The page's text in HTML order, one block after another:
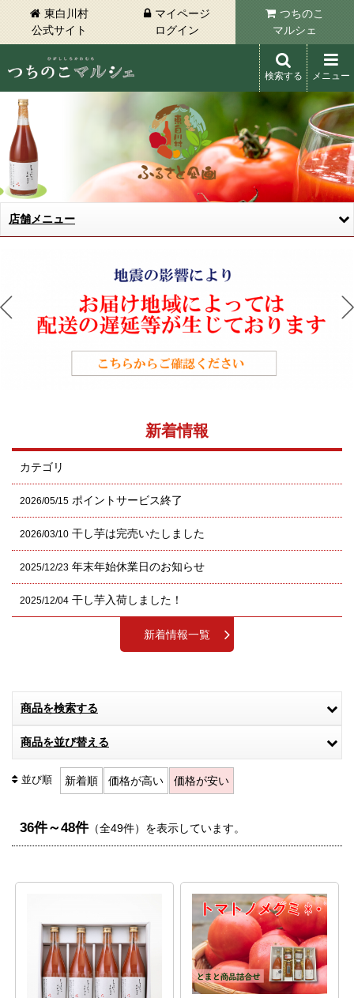
東白川村
公式サイト
マイページ
ログイン
つちのこ
マルシェ
東白川村 つちのこマルシェ
検索する メニュー
店舗メニュー
新着情報
カテゴリ
2026/05/15 ポイントサービス終了
2026/03/10 干し芋は完売いたしました
2025/12/23 年末年始休業日のお知らせ
2025/12/04 干し芋入荷しました！
新着情報一覧
商品を検索する
商品を並び替える
並び順 新着順 価格が高い 価格が安い
36件～48件（全49件）を表示しています。